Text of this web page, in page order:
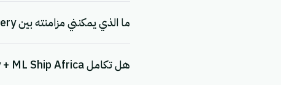
ما الذي يمكنني مزامنته بين Big Delivery و ML Ship Africa؟
هل تكامل Big Delivery + ML Ship Africa مجاني؟